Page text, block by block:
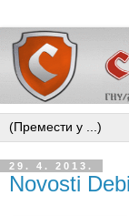
29. 4. 2013.
Novosti